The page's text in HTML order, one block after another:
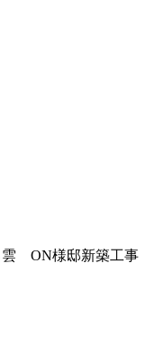
雲 ON様邸新築工事